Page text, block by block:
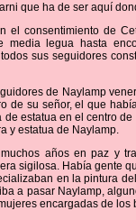
que ha de ser aquí
el consentimiento de
media legua hasta
sus seguidores
de Naylamp
de su señor, el que
de estatua en el centro
y estatua de Naylamp.
años en paz y
sigilosa. Había gente
en la pintura
a pasar Naylamp,
encargadas de